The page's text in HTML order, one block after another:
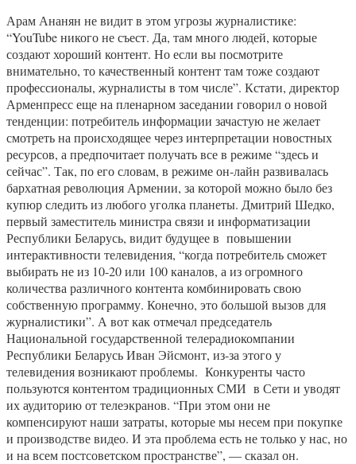
Арам Ананян не видит в этом угрозы журналистике:
“YouTube никого не съест. Да, там много людей, которые
создают хороший контент. Но если вы посмотрите
внимательно, то качественный контент там тоже создают
профессионалы, журналисты в том числе”. Кстати, директор
Арменпресс еще на пленарном заседании говорил о новой
тенденции: потребитель информации зачастую не желает
смотреть на происходящее через интерпретации новостных
ресурсов, а предпочитает получать все в режиме “здесь и
сейчас”. Так, по его словам, в режиме он-лайн развивалась
бархатная революция Армении, за которой можно было без
купюр следить из любого уголка планеты. Дмитрий Шедко,
первый заместитель министра связи и информатизации
Республики Беларусь, видит будущее в повышении
интерактивности телевидения, “когда потребитель сможет
выбирать не из 10-20 или 100 каналов, а из огромного
количества различного контента комбинировать свою
собственную программу. Конечно, это большой вызов для
журналистики”. А вот как отмечал председатель
Национальной государственной телерадиокомпании
Республики Беларусь Иван Эйсмонт, из-за этого у
телевидения возникают проблемы. Конкуренты часто
пользуются контентом традиционных СМИ в Сети и уводят
их аудиторию от телеэкранов. “При этом они не
компенсируют наши затраты, которые мы несем при покупке
и производстве видео. И эта проблема есть не только у нас, но
и на всем постсоветском пространстве”, — сказал он.